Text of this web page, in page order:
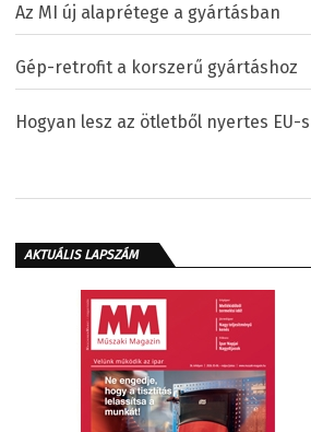
Az MI új alaprétege a gyártásban
Gép-retrofit a korszerű gyártáshoz
Hogyan lesz az ötletből nyertes EU-
AKTUÁLIS LAPSZÁM